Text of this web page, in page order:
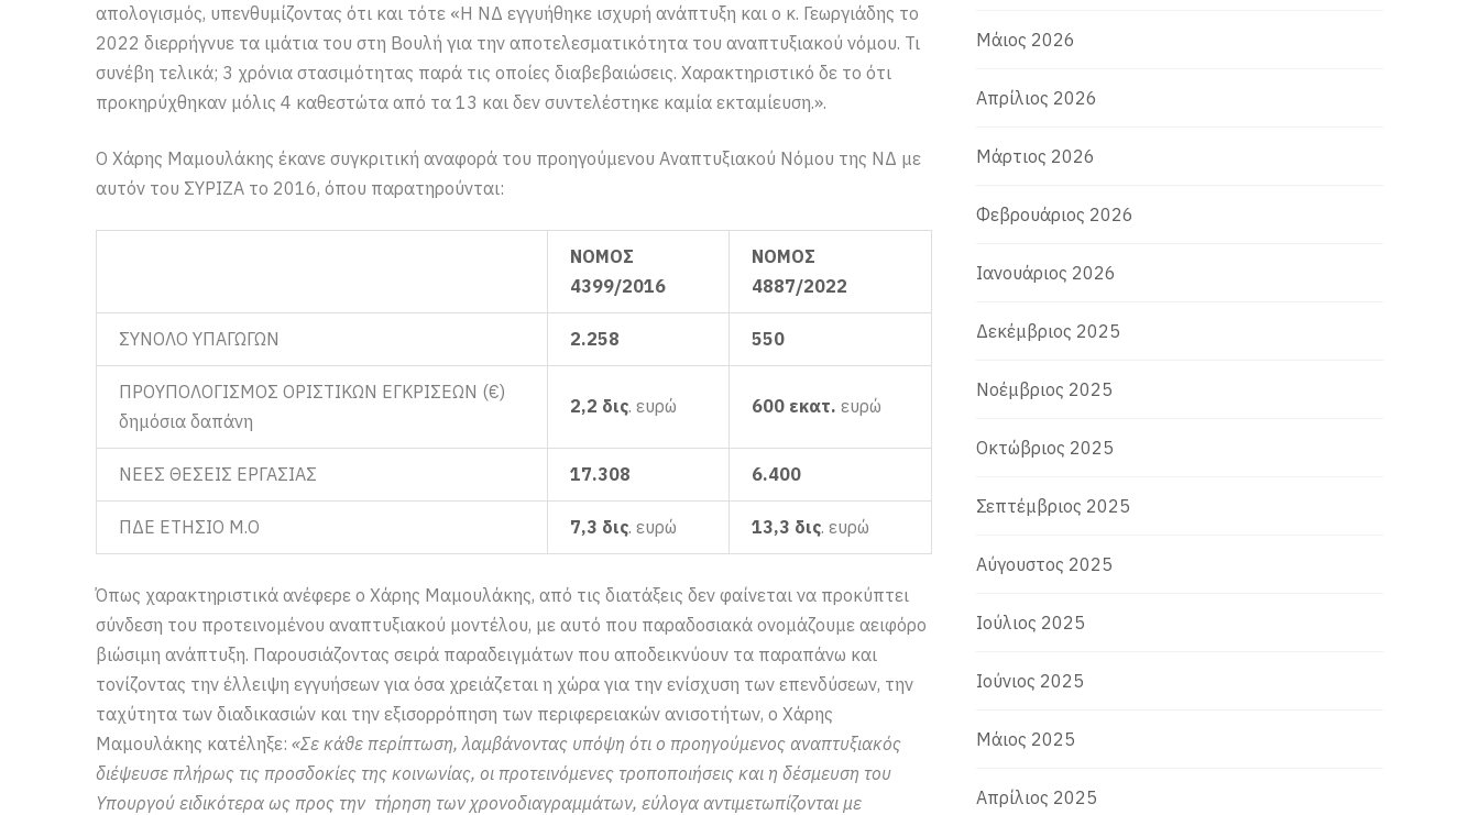
απολογισμός, υπενθυμίζοντας ότι και τότε «Η ΝΔ εγγυήθηκε ισχυρή ανάπτυξη και ο κ. Γεωργιάδης το
2022 διερρήγνυε τα ιμάτια του στη Βουλή για την αποτελεσματικότητα του αναπτυξιακού νόμου. Τι
συνέβη τελικά; 3 χρόνια στασιμότητας παρά τις οποίες διαβεβαιώσεις. Χαρακτηριστικό δε το ότι
προκηρύχθηκαν μόλις 4 καθεστώτα από τα 13 και δεν συντελέστηκε καμία εκταμίευση.».
Ο Χάρης Μαμουλάκης έκανε συγκριτική αναφορά του προηγούμενου Αναπτυξιακού Νόμου της ΝΔ με
αυτόν του ΣΥΡΙΖΑ το 2016, όπου παρατηρούνται:
ΝΟΜΟΣ
4399/2016
ΝΟΜΟΣ
4887/2022
ΣΥΝΟΛΟ ΥΠΑΓΩΓΩΝ 2.258 550
ΠΡΟΥΠΟΛΟΓΙΣΜΟΣ ΟΡΙΣΤΙΚΩΝ ΕΓΚΡΙΣΕΩΝ (€)
δημόσια δαπάνη
2,2 δις. ευρώ 600 εκατ. ευρώ
ΝΕΕΣ ΘΕΣΕΙΣ ΕΡΓΑΣΙΑΣ 17.308 6.400
ΠΔΕ ΕΤΗΣΙΟ Μ.Ο 7,3 δις. ευρώ 13,3 δις. ευρώ
Όπως χαρακτηριστικά ανέφερε ο Χάρης Μαμουλάκης, από τις διατάξεις δεν φαίνεται να προκύπτει
σύνδεση του προτεινομένου αναπτυξιακού μοντέλου, με αυτό που παραδοσιακά ονομάζουμε αειφόρο
βιώσιμη ανάπτυξη. Παρουσιάζοντας σειρά παραδειγμάτων που αποδεικνύουν τα παραπάνω και
τονίζοντας την έλλειψη εγγυήσεων για όσα χρειάζεται η χώρα για την ενίσχυση των επενδύσεων, την
ταχύτητα των διαδικασιών και την εξισορρόπηση των περιφερειακών ανισοτήτων, ο Χάρης
Μαμουλάκης κατέληξε: «Σε κάθε περίπτωση, λαμβάνοντας υπόψη ότι ο προηγούμενος αναπτυξιακός
διέψευσε πλήρως τις προσδοκίες της κοινωνίας, οι προτεινόμενες τροποποιήσεις και η δέσμευση του
Υπουργού ειδικότερα ως προς την τήρηση των χρονοδιαγραμμάτων, εύλογα αντιμετωπίζονται με
Μάιος 2026
Απρίλιος 2026
Μάρτιος 2026
Φεβρουάριος 2026
Ιανουάριος 2026
Δεκέμβριος 2025
Νοέμβριος 2025
Οκτώβριος 2025
Σεπτέμβριος 2025
Αύγουστος 2025
Ιούλιος 2025
Ιούνιος 2025
Μάιος 2025
Απρίλιος 2025